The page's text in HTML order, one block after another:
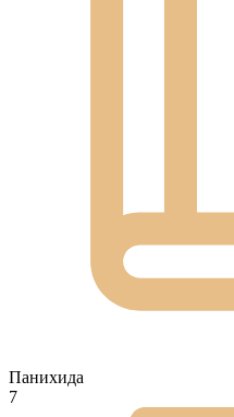
Панихида
7